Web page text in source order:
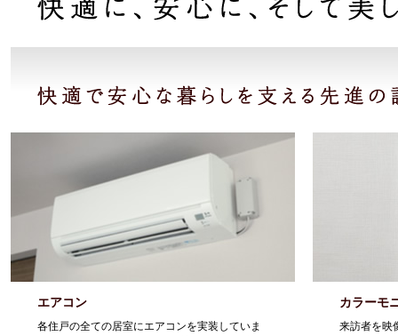
エアコン
各住戸の全ての居室にエアコンを実装していま
カラーモ
来訪者を映